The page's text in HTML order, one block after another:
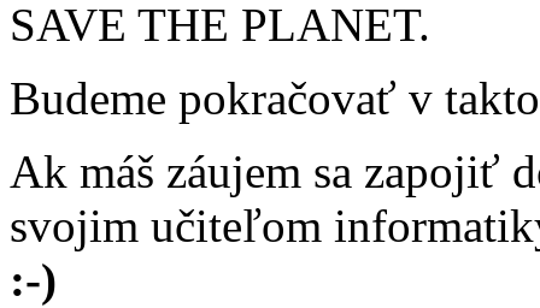
SAVE THE PLANET.
Budeme pokračovať v
Ak máš záujem sa zapojiť
svojim učiteľom
:-)